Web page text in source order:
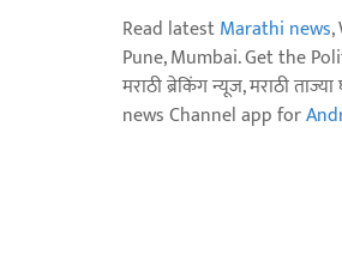
Read latestMarathi news,
Pune, Mumbai. Get the
मराठी ब्रेकिंग न्यूज, मराठी
news Channel app for